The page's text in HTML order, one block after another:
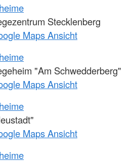
Stecklenberg
Maps Ansicht
"Am Schwedderberg"
Maps Ansicht
Maps Ansicht